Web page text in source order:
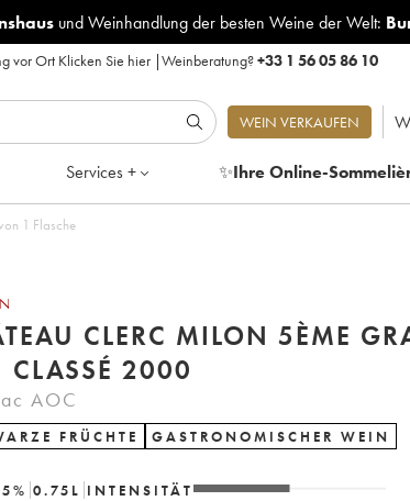
und Weinhandlung der besten Weine der Welt:
vor Ort Klicken Sie hier|Weinberatung?+33 1 56 05 86 10
WEIN VERKAUFEN
Services + ✨Ihre Online-
1 Flasche
CLERC MILON 5ÈME
CLASSÉ 2000
AOC
FRÜCHTE GASTRONOMISCHER WEIN
% 0.75 L INTENSITÄT